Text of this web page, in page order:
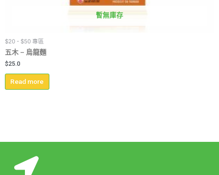
暫無庫存
$20 - $50 專區
五木 – 烏龍麵
$25.0
Read more